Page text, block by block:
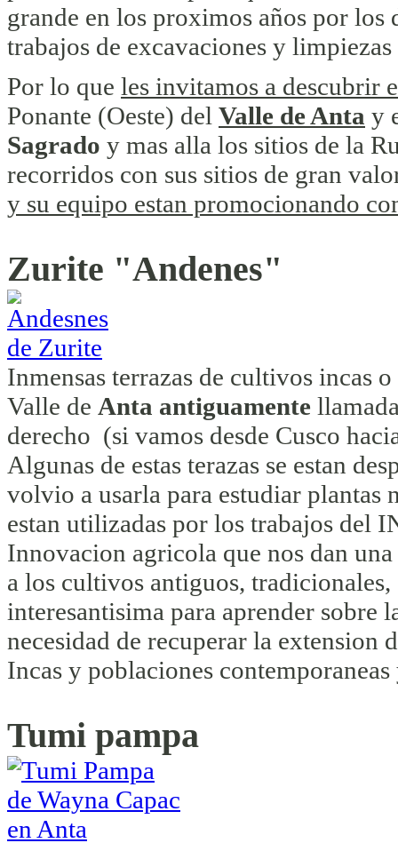
grande en los proximos años por los
trabajos de excavaciones y
Por lo que les invitamos a descubrir
Ponante (Oeste) del Valle de Anta y
Sagrado y mas alla los sitios de la
recorridos con sus sitios de gran
y su equipo estan promocionando
Zurite "Andenes"
Inmensas terrazas de cultivos incas o
Valle de Anta antiguamente
derecho (si vamos desde Cusco
Algunas de estas terazas se estan
volvio a usarla para estudiar plantas
estan utilizadas por los trabajos del
Innovacion agricola que nos dan
a los cultivos antiguos,
interesantisima para aprender sobre
necesidad de recuperar la
Incas y poblaciones contemporaneas
Tumi pampa